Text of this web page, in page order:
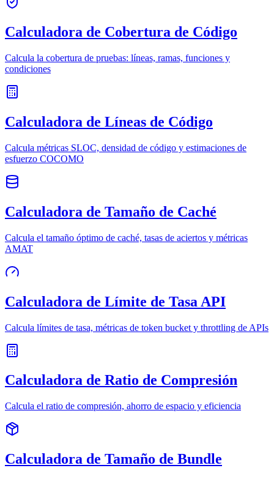
Calculadora de Cobertura de Código
Calcula la cobertura de pruebas: líneas, ramas, funciones y
condiciones
Calculadora de Líneas de Código
Calcula métricas SLOC, densidad de código y estimaciones de
esfuerzo COCOMO
Calculadora de Tamaño de Caché
Calcula el tamaño óptimo de caché, tasas de aciertos y métricas
AMAT
Calculadora de Límite de Tasa API
Calcula límites de tasa, métricas de token bucket y throttling de APIs
Calculadora de Ratio de Compresión
Calcula el ratio de compresión, ahorro de espacio y eficiencia
Calculadora de Tamaño de Bundle